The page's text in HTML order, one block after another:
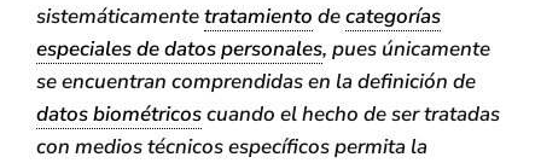
sistemáticamentetratamiento decategorías
especiales de datos personales, pues únicamente
se encuentran comprendidas en la definición de
datos biométricoscuando el hecho de ser tratadas
con medios técnicos específicos permita la